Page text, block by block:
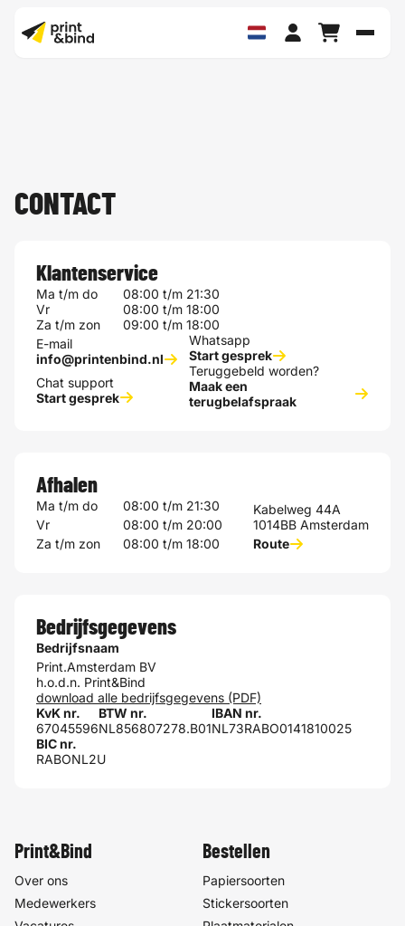
CONTACT
Klantenservice
Ma t/m do
08:00 t/m 21:30
Vr
08:00 t/m 18:00
Za t/m zon
09:00 t/m 18:00
E-mail
info@printenbind.nl
Chat support
Start gesprek
Whatsapp
Start gesprek
Teruggebeld worden?
Maak een
terugbelafspraak
Afhalen
Ma t/m do
08:00 t/m 21:30
Vr
08:00 t/m 20:00
Za t/m zon
08:00 t/m 18:00
Kabelweg 44A
1014BB Amsterdam
Route
Bedrijfsgegevens
Bedrijfsnaam
Print.Amsterdam BV
h.o.d.n. Print&Bind
download alle bedrijfsgegevens (PDF)
KvK nr.
67045596
BTW nr.
NL856807278.B01
IBAN nr.
NL73RABO0141810025
BIC nr.
RABONL2U
Print&Bind
Over ons
Medewerkers
Bestellen
Papiersoorten
Stickersoorten